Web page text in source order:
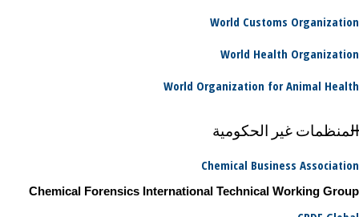
World Customs Organization
World Health Organization
World Organization for Animal Health
المنظمات غير الحكومية
Chemical Business Association
Chemical Forensics International Technical Working Group